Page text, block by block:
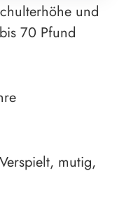
und
70 Pfund
mutig,